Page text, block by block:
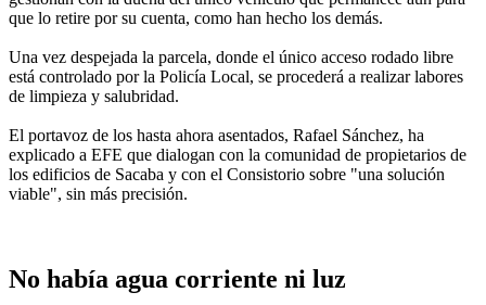
que lo retire por su cuenta, como han hecho los demás.
Una vez despejada la parcela, donde el único acceso rodado libre
está controlado por la Policía Local, se procederá a realizar labores
de limpieza y salubridad.
El portavoz de los hasta ahora asentados, Rafael Sánchez, ha
explicado a EFE que dialogan con la comunidad de propietarios de
los edificios de Sacaba y con el Consistorio sobre "una solución
viable", sin más precisión.
No había agua corriente ni luz